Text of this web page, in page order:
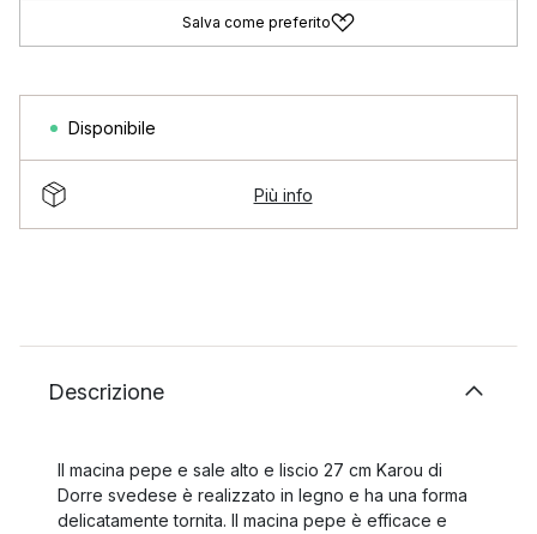
Salva come preferito
Disponibile
Più info
Descrizione
Il macina pepe e sale alto e liscio 27 cm Karou di
Dorre svedese è realizzato in legno e ha una forma
delicatamente tornita. Il macina pepe è efficace e